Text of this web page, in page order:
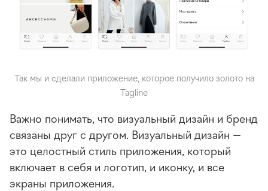
Так мы и сделали приложение, которое получило золото на
Tagline
Важно понимать, что визуальный дизайн и бренд
связаны друг с другом. Визуальный дизайн —
это целостный стиль приложения, который
включает в себя и логотип, и иконку, и все
экраны приложения.